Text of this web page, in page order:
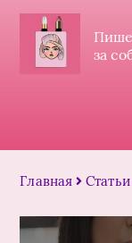
за
Главная Статьи